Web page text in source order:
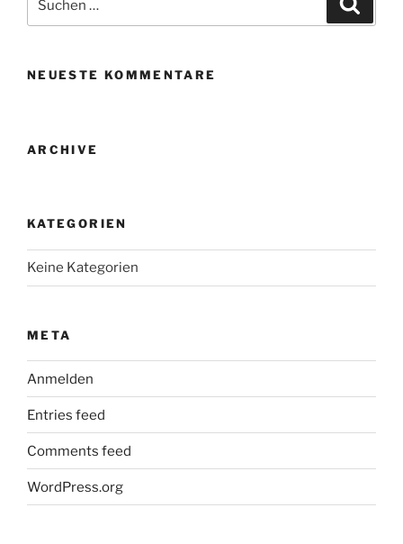
nach:
NEUESTE KOMMENTARE
ARCHIVE
KATEGORIEN
Keine Kategorien
META
Anmelden
Entries feed
Comments feed
WordPress.org